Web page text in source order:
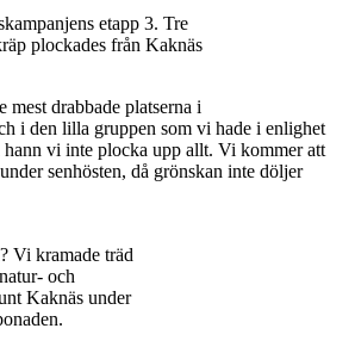
etapp 3. Tre
plockades från Kaknäs
mest drabbade platserna i
i den lilla gruppen som vi hade i enlighet
hann vi inte plocka upp allt. Vi kommer att
senhösten, då grönskan inte döljer
Vi kramade träd
och
Kaknäs under